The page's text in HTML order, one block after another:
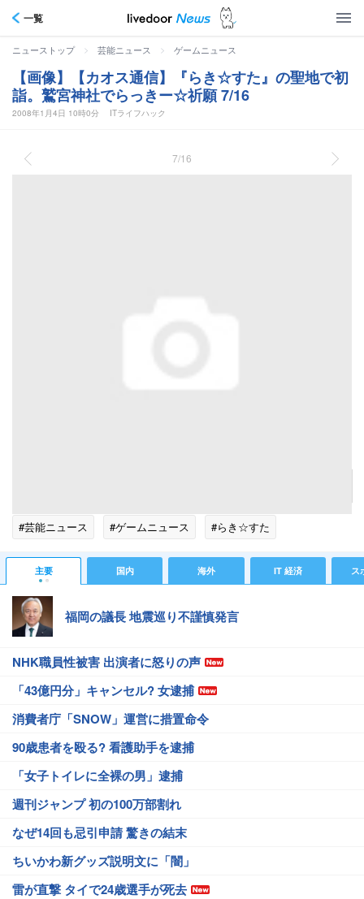
一覧
ニューストップ > 芸能ニュース > ゲームニュース
【画像】【カオス通信】『らき☆すた』の聖地で初
詣。鷲宮神社でらっきー☆祈願 7/16
2008年1月4日 10時0分 ITライフハック
7/16
#芸能ニュース #ゲームニュース #らき☆すた
主要 国内 海外 IT 経済 ス
福岡の議長 地震巡り不謹慎発言
NHK職員性被害 出演者に怒りの声
「43億円分」キャンセル? 女逮捕
消費者庁「SNOW」運営に措置命令
90歳患者を殴る? 看護助手を逮捕
「女子トイレに全裸の男」逮捕
週刊ジャンプ 初の100万部割れ
なぜ14回も忌引申請 驚きの結末
ちいかわ新グッズ説明文に「闇」
雷が直撃 タイで24歳選手が死去